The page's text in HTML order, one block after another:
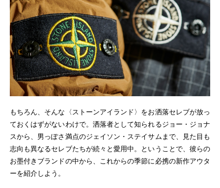
もちろん、そんな〈ストーンアイランド〉をお洒落セレブが放っ
ておくはずがないわけで。洒落者として知られるジョー・ジョナ
スから、男っぽさ満点のジェイソン・ステイサムまで、見た目も
志向も異なるセレブたちが続々と愛用中。ということで、彼らの
お墨付きブランドの中から、これからの季節に必携の新作アウタ
ーを紹介しよう。